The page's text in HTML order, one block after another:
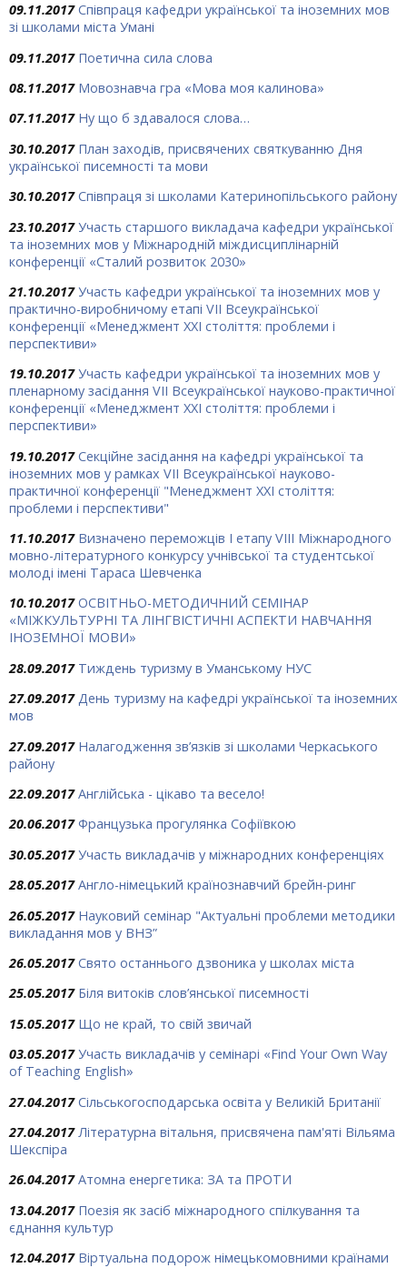
09.11.2017 Співпраця кафедри української та іноземних мов
зі школами міста Умані
09.11.2017 Поетична сила слова
08.11.2017 Мовознавча гра «Мова моя калинова»
07.11.2017 Ну що б здавалося слова…
30.10.2017 План заходів, присвячених святкуванню Дня
української писемності та мови
30.10.2017 Співпраця зі школами Катеринопільського району
23.10.2017 Участь старшого викладача кафедри української
та іноземних мов у Міжнародній міждисциплінарній
конференції «Сталий розвиток 2030»
21.10.2017 Участь кафедри української та іноземних мов у
практично-виробничому етапі VII Всеукраїнської
конференції «Менеджмент ХХІ століття: проблеми і
перспективи»
19.10.2017 Участь кафедри української та іноземних мов у
пленарному засідання VII Всеукраїнської науково-практичної
конференції «Менеджмент ХХІ століття: проблеми і
перспективи»
19.10.2017 Секційне засідання на кафедрі української та
іноземних мов у рамках VІІ Всеукраїнської науково-
практичної конференції "Менеджмент ХХІ століття:
проблеми і перспективи"
11.10.2017 Визначено переможців І етапу VIII Міжнародного
мовно-літературного конкурсу учнівської та студентської
молоді імені Тараса Шевченка
10.10.2017 ОСВІТНЬО-МЕТОДИЧНИЙ СЕМІНАР
«МІЖКУЛЬТУРНІ ТА ЛІНГВІСТИЧНІ АСПЕКТИ НАВЧАННЯ
ІНОЗЕМНОЇ МОВИ»
28.09.2017 Тиждень туризму в Уманському НУС
27.09.2017 День туризму на кафедрі української та іноземних
мов
27.09.2017 Налагодження зв’язків зі школами Черкаського
району
22.09.2017 Англійська - цікаво та весело!
20.06.2017 Французька прогулянка Софіївкою
30.05.2017 Участь викладачів у міжнародних конференціях
28.05.2017 Англо-німецький країнознавчий брейн-ринг
26.05.2017 Науковий семінар "Актуальні проблеми методики
викладання мов у ВНЗ”
26.05.2017 Свято останнього дзвоника у школах міста
25.05.2017 Біля витоків слов’янської писемності
15.05.2017 Що не край, то свій звичай
03.05.2017 Участь викладачів у семінарі «Find Your Own Way
of Teaching English»
27.04.2017 Сільськогосподарська освіта у Великій Британії
27.04.2017 Літературна вітальня, присвячена пам'яті Вільяма
Шекспіра
26.04.2017 Атомна енергетика: ЗА та ПРОТИ
13.04.2017 Поезія як засіб міжнародного спілкування та
єднання культур
12.04.2017 Віртуальна подорож німецькомовними країнами